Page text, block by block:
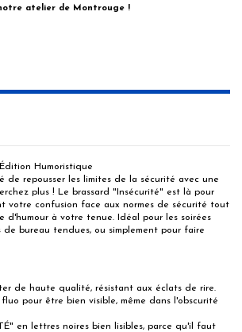
atelier de Montrouge !
Humoristique
de repousser les limites de la sécurité avec une
plus ! Le brassard "Insécurité" est là pour
votre confusion face aux normes de sécurité tout
d'humour à votre tenue. Idéal pour les soirées
de bureau tendues, ou simplement pour faire
de haute qualité, résistant aux éclats de rire.
pour être bien visible, même dans l'obscurité
en lettres noires bien lisibles, parce qu'il faut